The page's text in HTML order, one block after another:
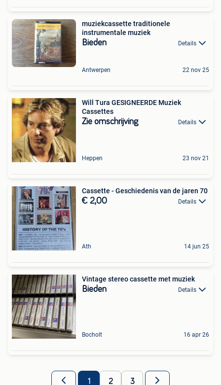
muziekcassette traditionele
instrumentale muziek
Bieden Details
Antwerpen 22 nov 25
Will Tura GESIGNEERDE Muziek
Cassettes
Zie omschrijving Details
Heppen 23 nov 21
Cassette - Geschiedenis van de jaren 70
€ 2,00 Details
Ath 14 jun 25
Vintage stereo cassette met muziek
Bieden Details
Bocholt 16 apr 26
1 2 3